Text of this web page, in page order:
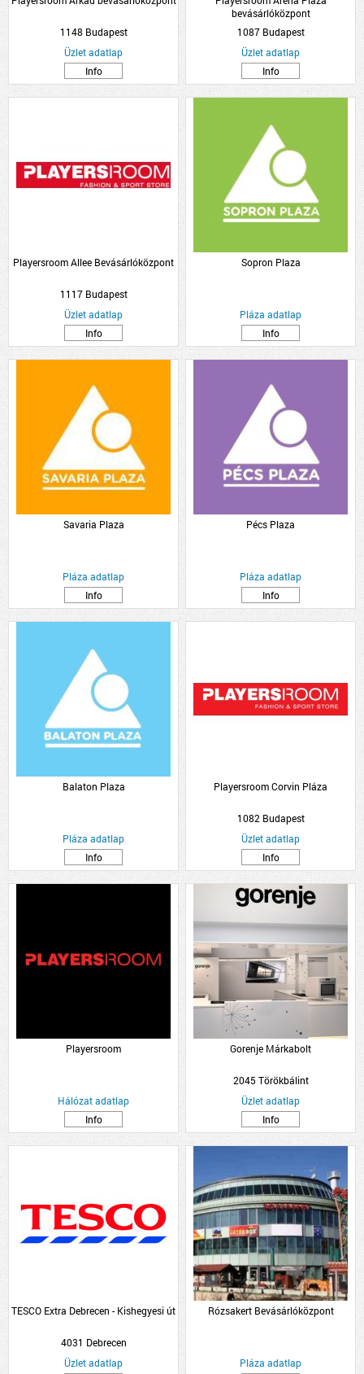
1148 Budapest
Üzlet adatlap
Info
bevásárlóközpont
1087 Budapest
Üzlet adatlap
Info
Playersroom Allee Bevásárlóközpont
1117 Budapest
Üzlet adatlap
Info
Sopron Plaza
Pláza adatlap
Info
Savaria Plaza
Pláza adatlap
Info
Pécs Plaza
Pláza adatlap
Info
Balaton Plaza
Pláza adatlap
Info
Playersroom Corvin Pláza
1082 Budapest
Üzlet adatlap
Info
Playersroom
Hálózat adatlap
Info
Gorenje Márkabolt
2045 Törökbálint
Üzlet adatlap
Info
TESCO Extra Debrecen - Kishegyesi út
4031 Debrecen
Üzlet adatlap
Rózsakert Bevásárlóközpont
Pláza adatlap